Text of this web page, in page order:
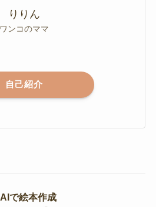
りりん
ワンコのママ
自己紹介
AIで絵本作成